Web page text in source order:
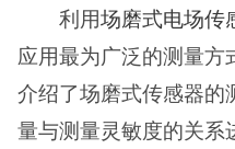
利用场磨式电场传
应用最为广泛的测量
介绍了场磨式传感器的
量与测量灵敏度的关